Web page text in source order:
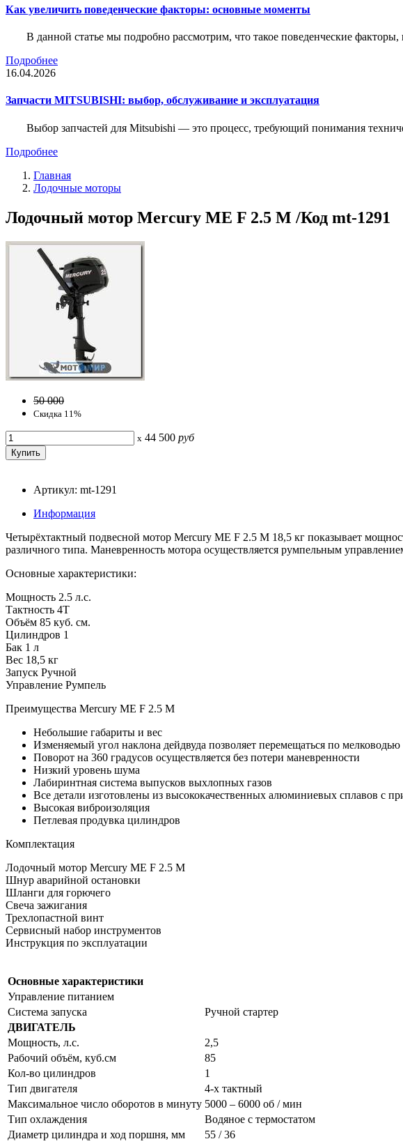
Как увеличить поведенческие факторы: основные моменты
В данной статье мы подробно рассмотрим, что такое поведенческие
Подробнее
16.04.2026
Запчасти MITSUBISHI: выбор, обслуживание и эксплуатация
Выбор запчастей для Mitsubishi — это процесс, требующий понимания
Подробнее
Главная
Лодочные моторы
Лодочный мотор Mercury ME F 2.5 M /Код mt-1291
50 000
Скидка 11%
x 44 500 руб
Артикул: mt-1291
Информация
Четырёхтактный подвесной мотор Mercury ME F 2.5 M 18,5 кг показывает
различного типа. Маневренность мотора осуществляется румпельным
Основные характеристики:
Мощность 2.5 л.с.
Тактность 4Т
Объём 85 куб. см.
Цилиндров 1
Бак 1 л
Вес 18,5 кг
Запуск Ручной
Управление Румпель
Преимущества Mercury ME F 2.5 M
Небольшие габариты и вес
Изменяемый угол наклона дейдвуда позволяет перемещаться по мелководью
Поворот на 360 градусов осуществляется без потери маневренности
Низкий уровень шума
Лабиринтная система выпусков выхлопных газов
Все детали изготовлены из высококачественных алюминиевых сплавов с
Высокая виброизоляция
Петлевая продувка цилиндров
Комплектация
Лодочный мотор Mercury ME F 2.5 M
Шнур аварийной остановки
Шланги для горючего
Свеча зажигания
Трехлопастной винт
Сервисный набор инструментов
Инструкция по эксплуатации
Основные характеристики
Управление питанием
Система запуска
Ручной стартер
ДВИГАТЕЛЬ
Мощность, л.с.
2,5
Рабочий объём, куб.см
85
Кол-во цилиндров
1
Тип двигателя
4-х тактный
Максимальное число оборотов в минуту 5000 – 6000 об / мин
Тип охлаждения
Водяное с термостатом
Диаметр цилиндра и ход поршня, мм
55 / 36